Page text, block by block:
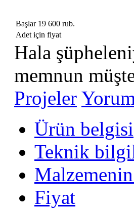
Başlar 19 600 rub.
Adet için fiyat
Hala
memnun
Projeler
Ürün belgisi
Teknik
Fiyat